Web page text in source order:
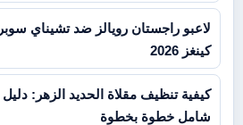
لاعبو راجستان رويالز ضد تشيناي سوبر
كينغز 2026
كيفية تنظيف مقلاة الحديد الزهر: دليل
شامل خطوة بخطوة